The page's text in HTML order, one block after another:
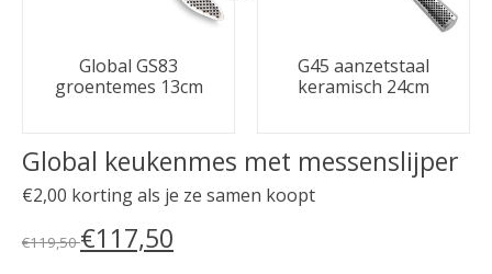
Global GS83
groentemes 13cm
G45 aanzetstaal
keramisch 24cm
Global keukenmes met messenslijper
€2,00 korting als je ze samen koopt
€119,50€117,50